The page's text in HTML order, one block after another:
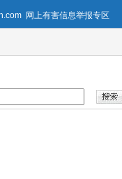
网上有害信息举报专区